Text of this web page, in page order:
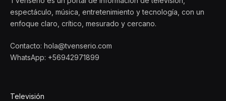
espectáculo, música, entretenimiento y tecnología, con un
enfoque claro, crítico, mesurado y cercano.
Contacto: hola@tvenserio.com
WhatsApp: +56942971899
Televisión